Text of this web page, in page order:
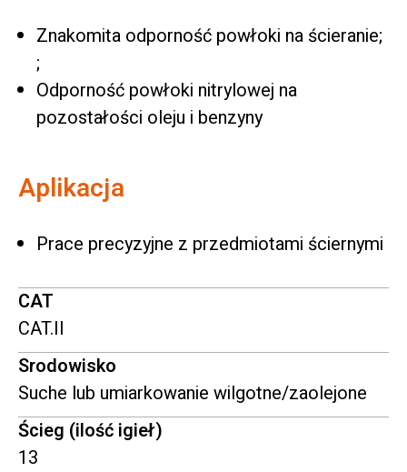
Znakomita odporność powłoki na ścieranie;
;
Odporność powłoki nitrylowej na
pozostałości oleju i benzyny
Aplikacja
Prace precyzyjne z przedmiotami ściernymi
CAT
CAT.II
Srodowisko
Suche lub umiarkowanie wilgotne/zaolejone
Ścieg (ilość igieł)
13